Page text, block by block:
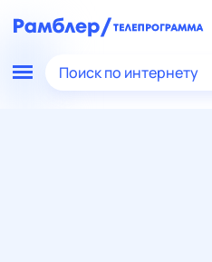
Поиск по интернету